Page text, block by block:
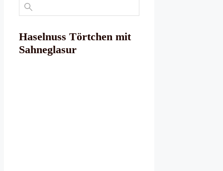
Haselnuss Törtchen mit
Sahneglasur